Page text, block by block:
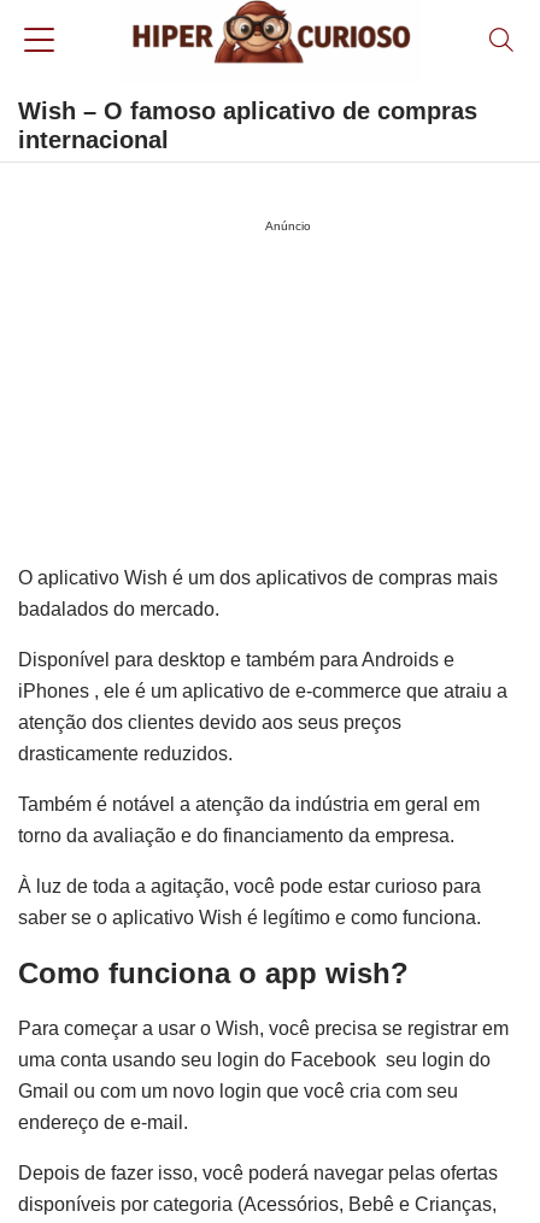
Wish – O famoso aplicativo de compras
internacional
Anúncio
O aplicativo Wish é um dos aplicativos de compras mais
badalados do mercado.
Disponível para desktop e também para Androids e
iPhones , ele é um aplicativo de e-commerce que atraiu a
atenção dos clientes devido aos seus preços
drasticamente reduzidos.
Também é notável a atenção da indústria em geral em
torno da avaliação e do financiamento da empresa.
À luz de toda a agitação, você pode estar curioso para
saber se o aplicativo Wish é legítimo e como funciona.
Como funciona o app wish?
Para começar a usar o Wish, você precisa se registrar em
uma conta usando seu login do Facebook seu login do
Gmail ou com um novo login que você cria com seu
endereço de e-mail.
Depois de fazer isso, você poderá navegar pelas ofertas
disponíveis por categoria (Acessórios, Bebê e Crianças,